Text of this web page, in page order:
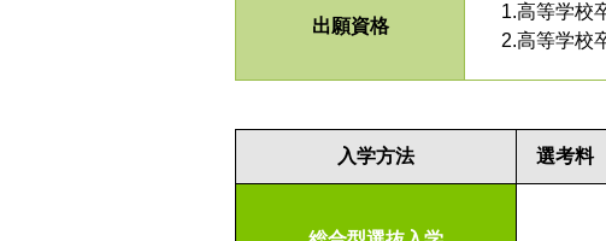
出願資格
1.高等学校
2.高等学校
入学方法 選考料